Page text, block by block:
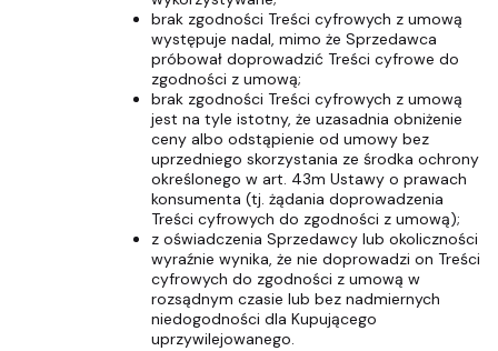
brak zgodności Treści cyfrowych z umową
występuje nadal, mimo że Sprzedawca
próbował doprowadzić Treści cyfrowe do
zgodności z umową;
brak zgodności Treści cyfrowych z umową
jest na tyle istotny, że uzasadnia obniżenie
ceny albo odstąpienie od umowy bez
uprzedniego skorzystania ze środka ochrony
określonego w art. 43m Ustawy o prawach
konsumenta (tj. żądania doprowadzenia
Treści cyfrowych do zgodności z umową);
z oświadczenia Sprzedawcy lub okoliczności
wyraźnie wynika, że nie doprowadzi on Treści
cyfrowych do zgodności z umową w
rozsądnym czasie lub bez nadmiernych
niedogodności dla Kupującego
uprzywilejowanego.